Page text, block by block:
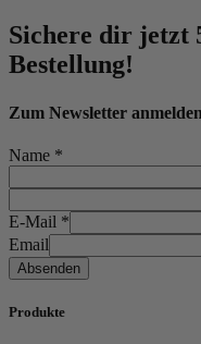
Sichere dir jetzt
Bestellung!
Zum Newsletter
Name *
E-Mail *
Email
Absenden
Produkte